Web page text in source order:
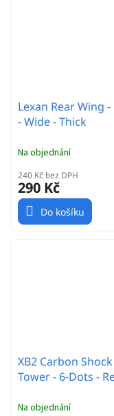
Lexan Rear Wing -
- Wide - Thick
Na objednání
240 Kč bez DPH
290 Kč
Do košíku
XB2 Carbon Shock
Tower - 6-Dots -
Na objednání